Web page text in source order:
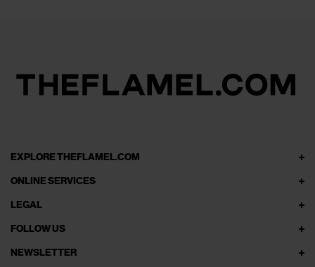
EXPLORE THEFLAMEL.COM
ONLINE SERVICES
LEGAL
FOLLOW US
NEWSLETTER